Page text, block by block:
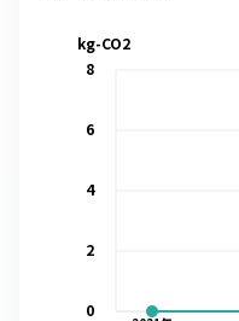
0
2
4
6
8
kg-CO2